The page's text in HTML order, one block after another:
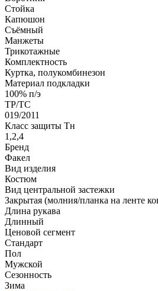
Стойка
Капюшон
Съёмный
Манжеты
Трикотажные
Комплектность
Куртка, полукомбинезон
Материал подкладки
100% п/э
ТР/ТС
019/2011
Класс защиты Тн
1,2,4
Бренд
Факел
Вид изделия
Костюм
Вид центральной застежки
Закрытая (молния/планка на ленте
Длина рукава
Длинный
Ценовой сегмент
Стандарт
Пол
Мужской
Сезонность
Зима